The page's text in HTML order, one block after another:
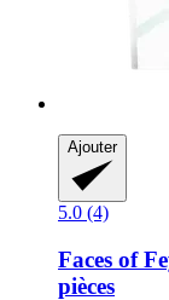
Ajouter
5.0 (4)
Faces of
pièces